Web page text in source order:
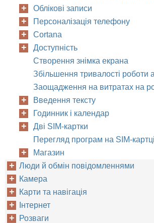
Облікові записи
Персоналізація телефону
Cortana
Доступність
Створення знімка екрана
Збільшення тривалості роботи
Заощадження на витратах на
Введення тексту
Годинник і календар
Дві SIM-картки
Перегляд програм на SIM-картці
Магазин
Люди й обмін повідомленнями
Камера
Карти та навігація
Інтернет
Розваги